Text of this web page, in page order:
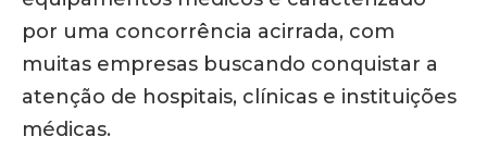
por uma concorrência acirrada, com
muitas empresas buscando conquistar a
atenção de hospitais, clínicas e instituições
médicas.